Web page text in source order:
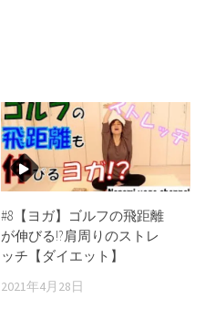
#8【ヨガ】ゴルフの飛距離
が伸びる!?肩周りのストレ
ッチ【ダイエット】
2021年4月28日